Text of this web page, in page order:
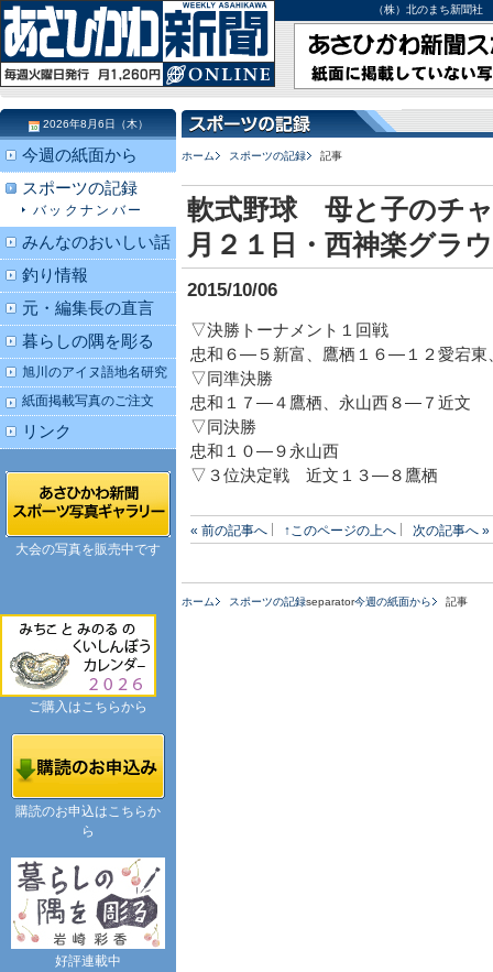
（株）北のまち新聞
ホーム スポーツの記録 記事
軟式野球 母と子のチ
月２１日・西神楽グラ
2015/10/06
▽決勝トーナメント１回戦
忠和６―５新富、鷹栖１６―１２愛宕
▽同準決勝
忠和１７―４鷹栖、永山西８―７近文
▽同決勝
忠和１０―９永山西
▽３位決定戦 近文１３―８鷹栖
« 前の記事へ ↑このページの上へ 次の記事へ »
ホーム スポーツの記録separator今週の紙面から 記事
2026年8月6日（木）
今週の紙面から
スポーツの記録
バックナンバー
みんなのおいしい話
釣り情報
元・編集長の直言
暮らしの隅を彫る
旭川のアイヌ語地名研究
紙面掲載写真のご注文
リンク
大会の写真を販売中です
ご購入はこちらから
購読のお申込はこちらか
ら
好評連載中